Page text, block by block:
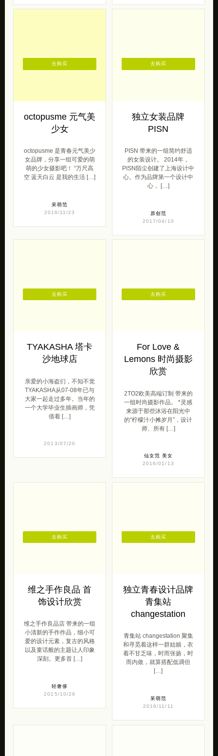
octopusme 元气美
少女
octopusme 是青春元气美少
女品牌，分享一组可爱的萌
萌的少女摄影吧！ “万尺高
空 蓝天白云 是我的生活 […]
呆萌范
2016/11/23
去购买
独立女装品牌
PISN
PISN 带来的一组简约舒适
的女装设计。 2014年，
PISN陌尘创建了上海设计中
心。作为品牌第一个设计中
心， […]
原创范
2017/04/10
去购买
TYAKASHA 塔卡
沙地球店
亲爱的小海盗们，不知不觉
TYAKASHA从07-08年已与
大家一起走过多年。当年的
一个大学毕业生插画师，凭
借着 […]
2013/07/20
去购买
For Love &
Lemons 时尚摄影
欣赏
2TO2欧美高端订制 带来的
一组时尚摄影作品。 *灵感
来源于那些沐浴在阳光中
的“柠檬汁小摊岁月”，设计
师、所有 […]
仙女范 美女
2016/01/13
去购买
维之手作良品 首
饰设计欣赏
维之手作良品店 带来的一组
小清新的手作作品，细小可
爱的设计元素，复古的风格
以及童话般的主题让人印象
深刻。更多首 […]
轻奢侈
2015/10/29
去购买
独立青春设计品牌
青集站
changestation
青集站 changestation 聚集
和寻觅着这样一群姑娘，衣
着不甘乏味，时而张扬，时
而内敛，就算搭配低调但
[…]
呆萌范
2016/11/11
去购买